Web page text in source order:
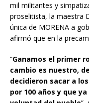
mil militantes y
proselitista, la maestra
única de MORENA a
afirmó que en la
“Ganamos el primer
cambio es nuestro,
decidieron sacar a
por 100 años y que